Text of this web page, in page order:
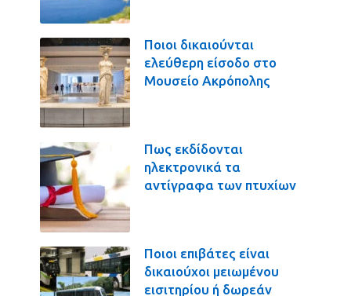
Ποιοι δικαιούνται
ελεύθερη είσοδο στο
Μουσείο Ακρόπολης
Πως εκδίδονται
ηλεκτρονικά τα
αντίγραφα των πτυχίων
Ποιοι επιβάτες είναι
δικαιούχοι μειωμένου
εισιτηρίου ή δωρεάν